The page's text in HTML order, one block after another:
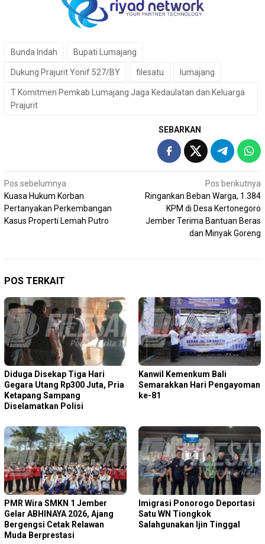
Bunda Indah Bupati Lumajang
Dukung Prajurit Yonif 527/BY filesatu lumajang
T Komitmen Pemkab Lumajang Jaga Kedaulatan dan Keluarga
Prajurit
SEBARKAN
Navigasi
pos
Pos sebelumnya
Kuasa Hukum Korban
Pertanyakan Perkembangan
Kasus Properti Lemah Putro
Pos berikutnya
Ringankan Beban Warga, 1.384
KPM di Desa Kertonegoro
Jember Terima Bantuan Beras
dan Minyak Goreng
POS TERKAIT
Diduga Disekap Tiga Hari
Gegara Utang Rp300 Juta, Pria
Ketapang Sampang
Diselamatkan Polisi
Kanwil Kemenkum Bali
Semarakkan Hari Pengayoman
ke-81
PMR Wira SMKN 1 Jember
Gelar ABHINAYA 2026, Ajang
Bergengsi Cetak Relawan
Muda Berprestasi
Imigrasi Ponorogo Deportasi
Satu WN Tiongkok
Salahgunakan Ijin Tinggal